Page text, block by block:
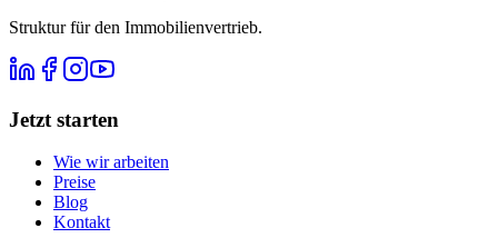
Struktur für den Immobilienvertrieb.
Jetzt starten
Wie wir arbeiten
Preise
Blog
Kontakt